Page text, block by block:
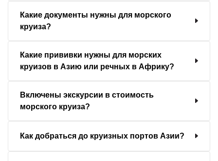
Какие документы нужны для морского
круиза?
Какие прививки нужны для морских
круизов в Азию или речных в Африку?
Включены экскурсии в стоимость
морского круиза?
Как добраться до круизных портов Азии?